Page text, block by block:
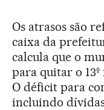
Os atrasos são
caixa da
calcula que o
para quitar o
O déficit para
incluindo